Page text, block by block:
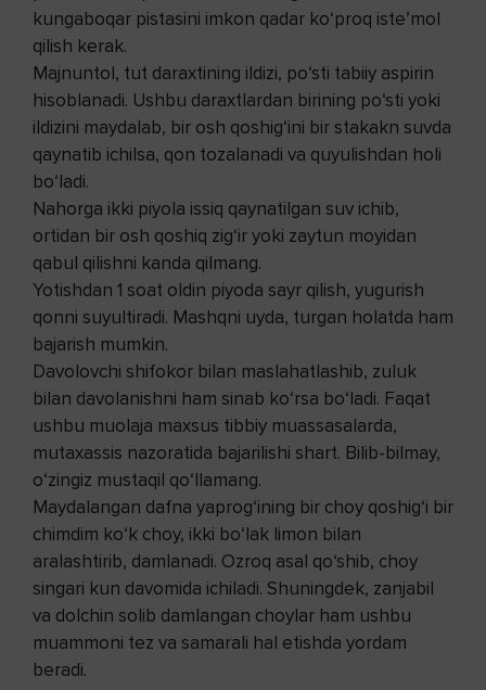
kungaboqar pistasini imkon qadar ko‘proq iste’mol
qilish kerak.
Majnuntol, tut daraxtining ildizi, po‘sti tabiiy aspirin
hisoblanadi. Ushbu daraxtlardan birining po‘sti yoki
ildizini maydalab, bir osh qoshig‘ini bir stakakn suvda
qaynatib ichilsa, qon tozalanadi va quyulishdan holi
bo‘ladi.
Nahorga ikki piyola issiq qaynatilgan suv ichib,
ortidan bir osh qoshiq zig‘ir yoki zaytun moyidan
qabul qilishni kanda qilmang.
Yotishdan 1 soat oldin piyoda sayr qilish, yugurish
qonni suyultiradi. Mashqni uyda, turgan holatda ham
bajarish mumkin.
Davolovchi shifokor bilan maslahatlashib, zuluk
bilan davolanishni ham sinab ko‘rsa bo‘ladi. Faqat
ushbu muolaja maxsus tibbiy muassasalarda,
mutaxassis nazoratida bajarilishi shart. Bilib-bilmay,
o‘zingiz mustaqil qo‘llamang.
Maydalangan dafna yaprog‘ining bir choy qoshig‘i bir
chimdim ko‘k choy, ikki bo‘lak limon bilan
aralashtirib, damlanadi. Ozroq asal qo‘shib, choy
singari kun davomida ichiladi. Shuningdek, zanjabil
va dolchin solib damlangan choylar ham ushbu
muammoni tez va samarali hal etishda yordam
beradi.